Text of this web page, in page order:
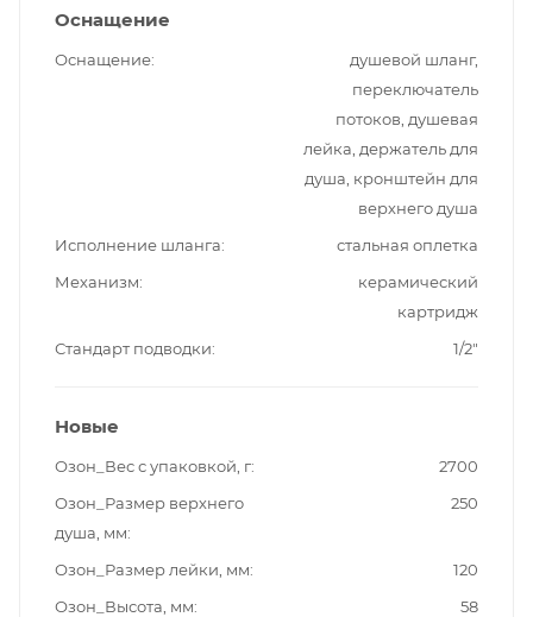
Оснащение
Оснащение
душевой шланг,
переключатель
потоков, душевая
лейка, держатель для
душа, кронштейн для
верхнего душа
Исполнение шланга
стальная оплетка
Механизм
керамический
картридж
Стандарт подводки
1/2"
Новые
Озон_Вес с упаковкой, г
2700
Озон_Размер верхнего
душа, мм
250
Озон_Размер лейки, мм
120
Озон_Высота, мм
58